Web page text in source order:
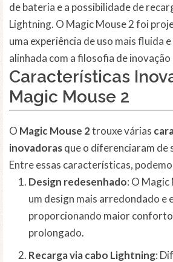
de bateria e a possibilidade de
Lightning. O Magic Mouse 2 foi
uma experiência de uso mais fluida
alinhada com a filosofia de
Características
Magic Mouse 2
O Magic Mouse 2trouxe várias
inovadorasque o diferenciaram de
Entre essas características,
Design redesenhado: O Magic
um design mais arredondado e
proporcionando maior
prolongado.
Recarga via cabo Lightning: